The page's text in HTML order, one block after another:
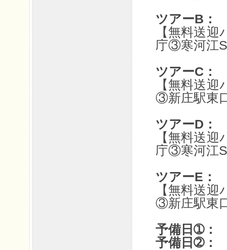
ツアーB：
【無料送
庁③寒河江
ツアーC：
【無料送
③新庄駅東
ツアーD：
【無料送
庁③寒河江
ツアーE：
【無料送
③新庄駅東
予備日➀：
予備日➁：